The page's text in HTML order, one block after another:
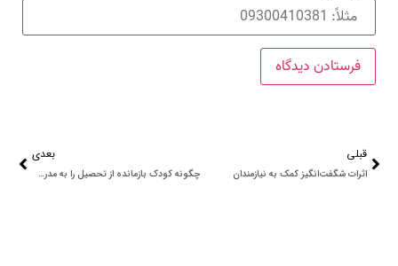
قبلی
اثرات شگفت‌انگیز کمک به نیازمندان
بعدی
چگونه کودک بازمانده از تحصیل را به مدرسه بازگردانیم؟